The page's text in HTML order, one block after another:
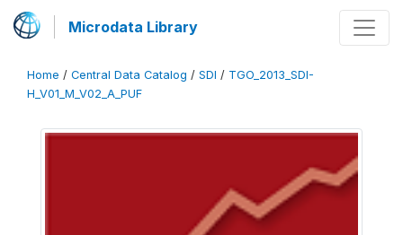
Microdata Library
Home / Central Data Catalog / SDI / TGO_2013_SDI-
H_V01_M_V02_A_PUF